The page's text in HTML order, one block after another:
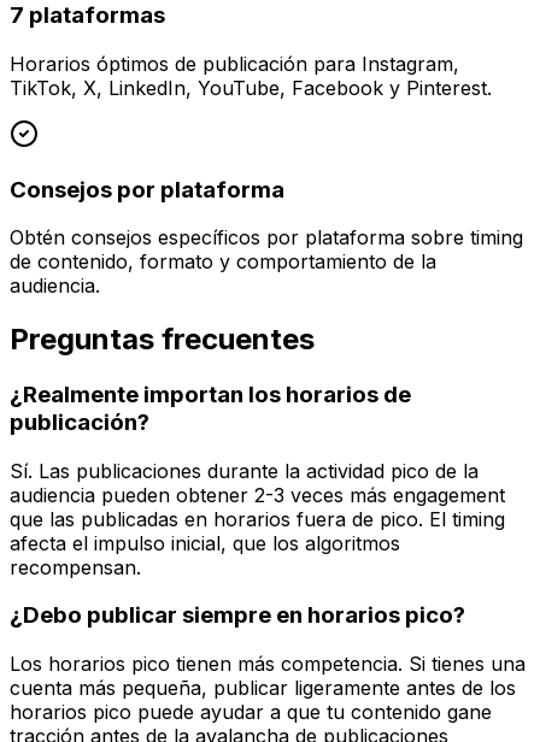
7 plataformas
Horarios óptimos de publicación para Instagram,
TikTok, X, LinkedIn, YouTube, Facebook y Pinterest.
Consejos por plataforma
Obtén consejos específicos por plataforma sobre timing
de contenido, formato y comportamiento de la
audiencia.
Preguntas frecuentes
¿Realmente importan los horarios de
publicación?
Sí. Las publicaciones durante la actividad pico de la
audiencia pueden obtener 2-3 veces más engagement
que las publicadas en horarios fuera de pico. El timing
afecta el impulso inicial, que los algoritmos
recompensan.
¿Debo publicar siempre en horarios pico?
Los horarios pico tienen más competencia. Si tienes una
cuenta más pequeña, publicar ligeramente antes de los
horarios pico puede ayudar a que tu contenido gane
tracción antes de la avalancha de publicaciones